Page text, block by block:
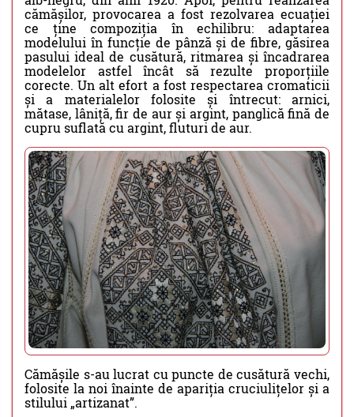
cămășilor, provocarea a fost rezolvarea ecuației
ce ține compoziția în echilibru: adaptarea
modelului în funcție de pânză și de fibre, găsirea
pasului ideal de cusătură, ritmarea și încadrarea
modelelor astfel încât să rezulte proporțiile
corecte. Un alt efort a fost respectarea cromaticii
și a materialelor folosite și întrecut: arnici,
mătase, lâniță, fir de aur și argint, panglică fină de
cupru suflată cu argint, fluturi de aur.
Cămășile s-au lucrat cu puncte de cusătură vechi,
folosite la noi înainte de apariția cruciulițelor și a
stilului „artizanat”.